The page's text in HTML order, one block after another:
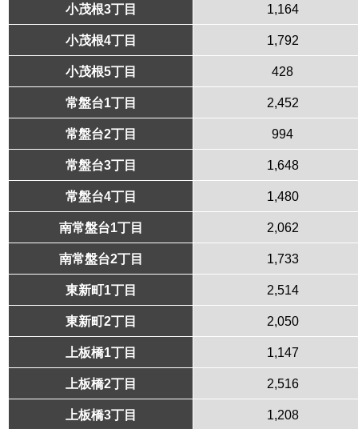
小茂根3丁目 1,164
小茂根4丁目 1,792
小茂根5丁目 428
常盤台1丁目 2,452
常盤台2丁目 994
常盤台3丁目 1,648
常盤台4丁目 1,480
南常盤台1丁目 2,062
南常盤台2丁目 1,733
東新町1丁目 2,514
東新町2丁目 2,050
上板橋1丁目 1,147
上板橋2丁目 2,516
上板橋3丁目 1,208